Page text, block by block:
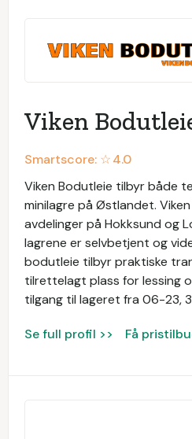
Viken
Smartscore: ☆4.0
Viken Bodutleie tilbyr både
minilagre på Østlandet.
avdelinger på Hokksund og
lagrene er selvbetjent og
bodutleie tilbyr praktiske
tilrettelagt plass for lessing
tilgang til lageret fra 06-23,
Se full profil >> Få